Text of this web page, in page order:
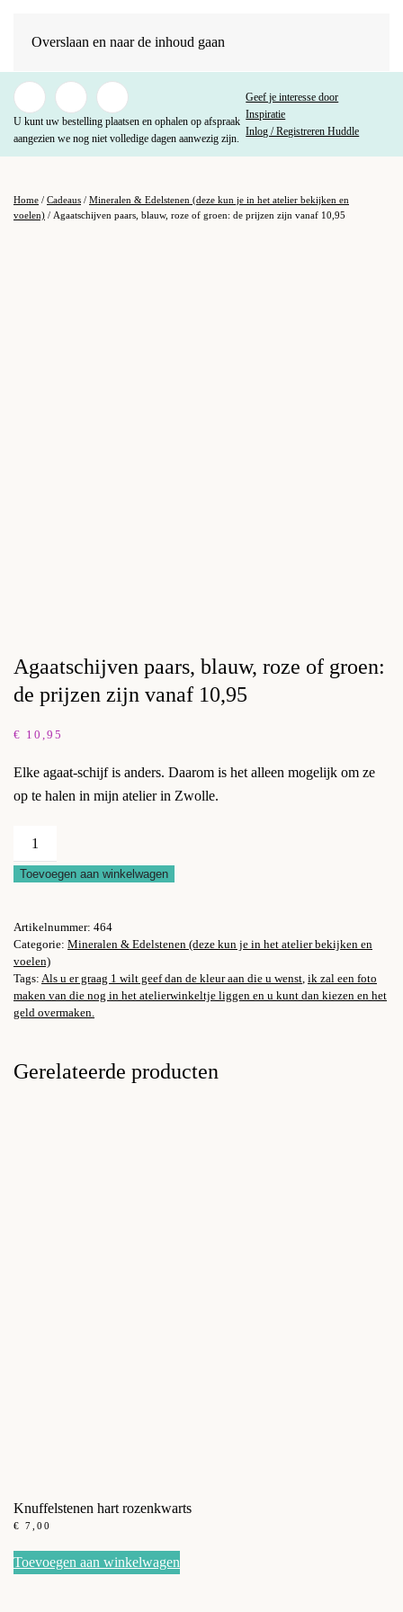
Overslaan en naar de inhoud gaan
U kunt uw bestelling plaatsen en ophalen op afspraak
aangezien we nog niet volledige dagen aanwezig zijn.
Geef je interesse door
Inspiratie
Inlog / Registreren Huddle
Home / Cadeaus / Mineralen & Edelstenen (deze kun je in het atelier bekijken en
voelen) / Agaatschijven paars, blauw, roze of groen: de prijzen zijn vanaf 10,95
Agaatschijven paars, blauw, roze of groen:
de prijzen zijn vanaf 10,95
€ 10,95
Elke agaat-schijf is anders. Daarom is het alleen mogelijk om ze
op te halen in mijn atelier in Zwolle.
Agaatschijven
paars,
blauw,
of
groen:
de
prijzen
zijn
10,95
Toevoegen aan winkelwagen
Artikelnummer: 464
Categorie: Mineralen & Edelstenen (deze kun je in het atelier bekijken en
voelen)
Tags: Als u er graag 1 wilt geef dan de kleur aan die u wenst, ik zal een foto
maken van die nog in het atelierwinkeltje liggen en u kunt dan kiezen en het
geld overmaken.
Gerelateerde producten
Knuffelstenen hart rozenkwarts
€ 7,00
Toevoegen aan winkelwagen